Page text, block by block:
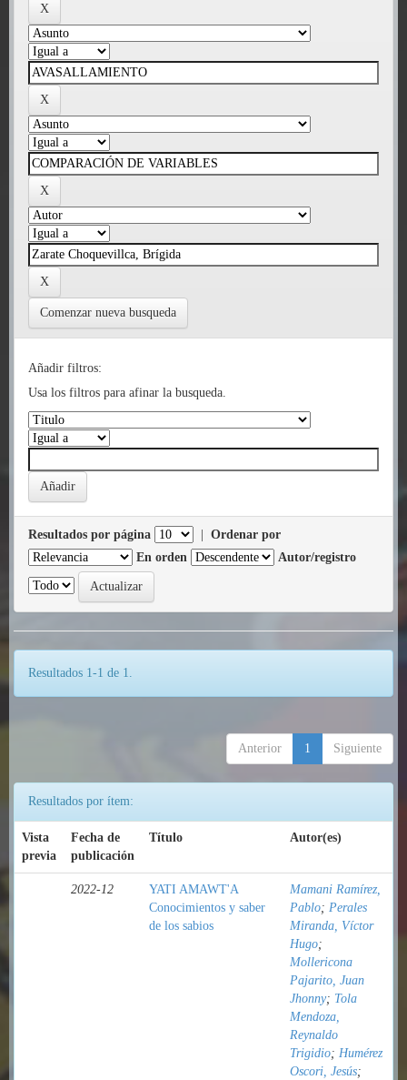
Comenzar nueva busqueda
Añadir filtros:
Usa los filtros para afinar la busqueda.
Resultados por página
Ordenar por
En orden
Autor/registro
Resultados 1-1 de 1.
Anterior 1 Siguiente
Resultados por ítem:
Vista
previa
Fecha de
publicación
Título Autor(es)
2022-12
YATI AMAWT'A
Conocimientos y saber
de los sabios
Mamani Ramírez,
Pablo; Perales
Miranda, Víctor
Hugo;
Mollericona
Pajarito, Juan
Jhonny; Tola
Mendoza,
Reynaldo
Trigidio; Humérez
Oscori, Jesús;